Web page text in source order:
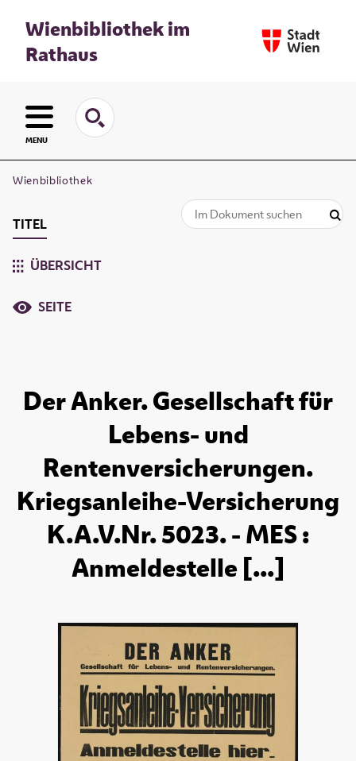
Wienbibliothek im
Rathaus
MENU
Wienbibliothek
TITEL
ÜBERSICHT
SEITE
Der Anker. Gesellschaft für
Lebens- und
Rentenversicherungen.
Kriegsanleihe-Versicherung
K.A.V.Nr. 5023. - MES :
Anmeldestelle [...]